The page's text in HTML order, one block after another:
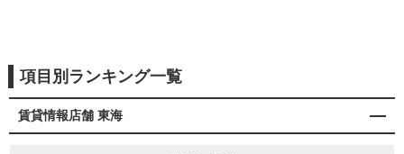
項目別ランキング一覧
賃貸情報店舗 東海